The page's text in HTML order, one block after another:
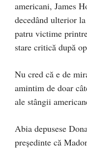
americani, James
decedând ulterior
patru victime
stare critică după
Nu cred că e de
amintim de doar
ale stângii
Abia depusese
președinte că